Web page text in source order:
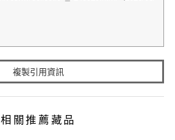
複製引用資訊
相關推薦藏品